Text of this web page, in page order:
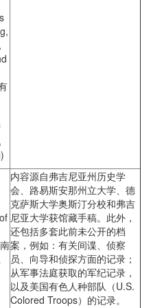
内容源自弗吉尼亚州历史学
会、路易斯安那州立大学、德
克萨斯大学奥斯汀分校和弗吉
尼亚大学获馆藏手稿。此外，
还包括多套此前未公开的档
案，例如：有关间谍、侦察
员、向导和侦探方面的记录；
从军事法庭获取的军纪记录，
以及美国有色人种部队（U.S.
Colored Troops）的记录。